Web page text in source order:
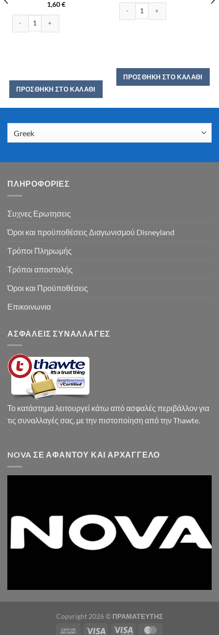
1,60€
ENDLESS ΧΑΡΤΟΜΑΝΤΗΛΑ 150 ΦΥΛΛΑ 190GR ποσότητα
ΠΡΟΣΘΉΚΗ ΣΤΟ ΚΑΛΆΘΙ
ENDLESS PLUS ΧΑΡΤΟΠΕΤΣΕΤΕΣ
ΠΡΟΣΘΉΚΗ ΣΤΟ ΚΑΛΆΘΙ
ποσότητα
ΠΛΗΡΟΦΟΡΙΕΣ
Συχνες Ερωτησεις
Όροι και προϋποθέσεις Διαγωνισμού Disneyland
Τρόποι Πληρωμής
Τρόποι αποστολής
Όροι και Προϋποθέσεις
Επικοινωνια
ΑΣΦΑΛΕΙΣ ΣΥΝΑΛΛΑΓΕΣ
Το κατάστημα λειτουργεί κάτω από ασφαλές περιβάλλον για
τις συναλλαγές σας, με την πιστοποίηση από την Thawte.
NOVA ΣΕ ΑΦΆΝΤΟΥ ΚΑΙ ΑΡΧΆΓΓΕΛΟ
Copyright 2026 © ΠΡΑΜΑΤΕΥΤΗΣ